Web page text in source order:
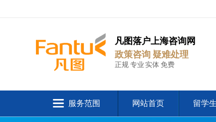
凡图落户上海咨询网
政策咨询 疑难处理
正规 专业 实体 免费
服务范围 网站首页 留学